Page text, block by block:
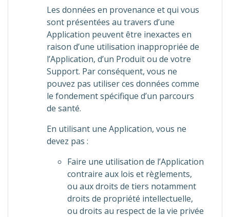
Les données en provenance et qui vous
sont présentées au travers d’une
Application peuvent être inexactes en
raison d’une utilisation inappropriée de
l’Application, d’un Produit ou de votre
Support. Par conséquent, vous ne
pouvez pas utiliser ces données comme
le fondement spécifique d’un parcours
de santé.
En utilisant une Application, vous ne
devez pas :
Faire une utilisation de l’Application
contraire aux lois et règlements,
ou aux droits de tiers notamment
droits de propriété intellectuelle,
ou droits au respect de la vie privée